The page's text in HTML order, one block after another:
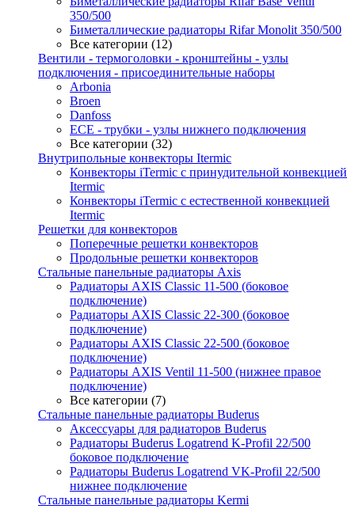
350/500
Биметаллические радиаторы Rifar Monolit 350/500
Все категории (12)
Вентили - термоголовки - кронштейны - узлы
подключения - присоединительные наборы
Arbonia
Broen
Danfoss
ECE - трубки - узлы нижнего подключения
Все категории (32)
Внутрипольные конвекторы Itermic
Конвекторы iTermic c принудительной конвекцией
Itermic
Конвекторы iTermic с естественной конвекцией
Itermic
Решетки для конвекторов
Поперечные решетки конвекторов
Продольные решетки конвекторов
Стальные панельные радиаторы Axis
Радиаторы AXIS Classic 11-500 (боковое
подключение)
Радиаторы AXIS Classic 22-300 (боковое
подключение)
Радиаторы AXIS Classic 22-500 (боковое
подключение)
Радиаторы AXIS Ventil 11-500 (нижнее правое
подключение)
Все категории (7)
Стальные панельные радиаторы Buderus
Аксессуары для радиаторов Buderus
Радиаторы Buderus Logatrend K-Profil 22/500
боковое подключение
Радиаторы Buderus Logatrend VK-Profil 22/500
нижнее подключение
Стальные панельные радиаторы Kermi